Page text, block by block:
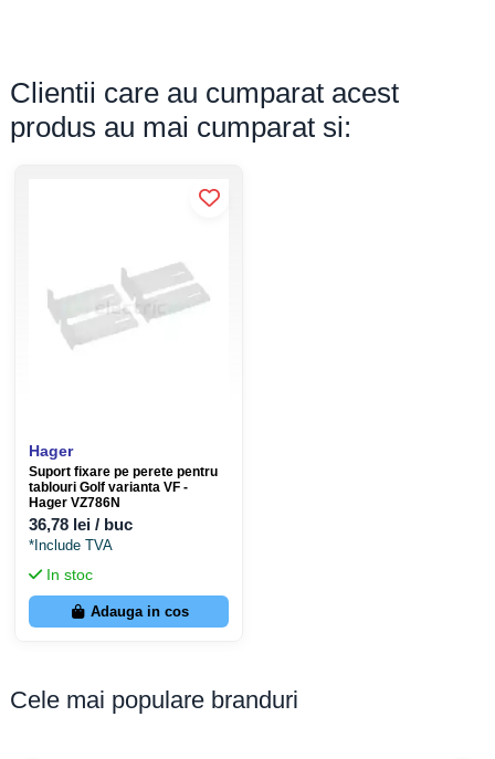
Adâncime 97,5 mm
Lățime
Nume specificație
Tip suport
Număr barete PE+N
Număr șuruburi per baretă
Clientii care au cumparat acest
produs au mai cumparat si:
Hager
Suport fixare pe perete pentru
tablouri Golf varianta VF -
Hager VZ786N
36,78 lei / buc
*Include TVA
In stoc
Adauga in cos
Cele mai populare branduri